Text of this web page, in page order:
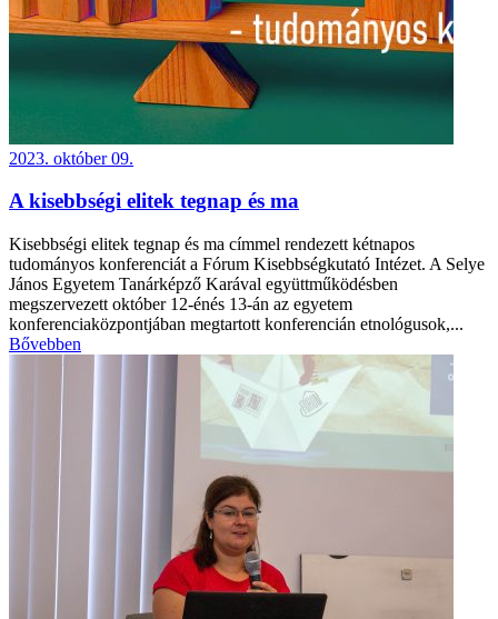
2023. október 09.
A kisebbségi elitek tegnap és ma
Kisebbségi elitek tegnap és ma címmel rendezett kétnapos
tudományos konferenciát a Fórum Kisebbségkutató Intézet. A Selye
János Egyetem Tanárképző Karával együttműködésben
megszervezett október 12-énés 13-án az egyetem
konferenciaközpontjában megtartott konferencián etnológusok,...
Bővebben